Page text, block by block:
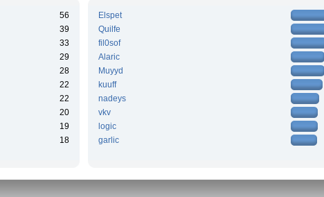
56
39
33
29
28
22
22
20
19
18
Elspet
Quilfe
fil0sof
Alaric
Muyyd
kuuff
nadeys
vkv
logic
garlic